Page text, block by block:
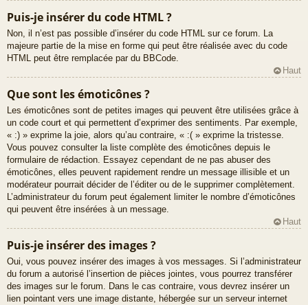
Puis-je insérer du code HTML ?
Non, il n’est pas possible d’insérer du code HTML sur ce forum. La
majeure partie de la mise en forme qui peut être réalisée avec du code
HTML peut être remplacée par du BBCode.
Haut
Que sont les émoticônes ?
Les émoticônes sont de petites images qui peuvent être utilisées grâce à
un code court et qui permettent d’exprimer des sentiments. Par exemple,
« :) » exprime la joie, alors qu’au contraire, « :( » exprime la tristesse.
Vous pouvez consulter la liste complète des émoticônes depuis le
formulaire de rédaction. Essayez cependant de ne pas abuser des
émoticônes, elles peuvent rapidement rendre un message illisible et un
modérateur pourrait décider de l’éditer ou de le supprimer complètement.
L’administrateur du forum peut également limiter le nombre d’émoticônes
qui peuvent être insérées à un message.
Haut
Puis-je insérer des images ?
Oui, vous pouvez insérer des images à vos messages. Si l’administrateur
du forum a autorisé l’insertion de pièces jointes, vous pourrez transférer
des images sur le forum. Dans le cas contraire, vous devrez insérer un
lien pointant vers une image distante, hébergée sur un serveur internet